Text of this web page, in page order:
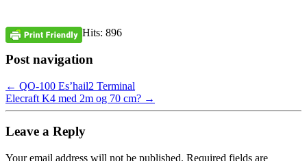
Hits: 896
Post navigation
← QO-100 Es’hail2 Terminal
Elecraft K4 med 2m og 70 cm? →
Leave a Reply
Your email address will not be published. Required fields are